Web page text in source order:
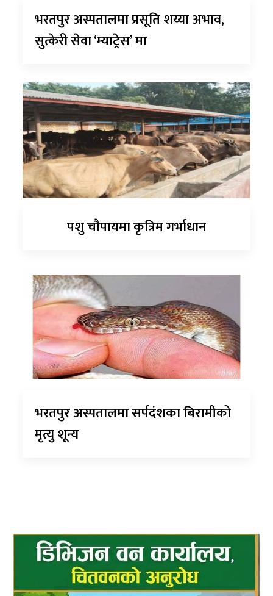
भरतपुर अस्पतालमा प्रसूति शय्या अभाव,
सुत्केरी सेवा ‘म्याट्रेस’ मा
पशु चौपायमा कृत्रिम गर्भाधान
भरतपुर अस्पतालमा सर्पदंशका बिरामीको
मृत्यु शून्य